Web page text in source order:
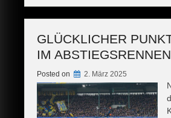
GLÜCKLICHER
IM ABSTIEGSRENNEN
Posted on 2. März 2025